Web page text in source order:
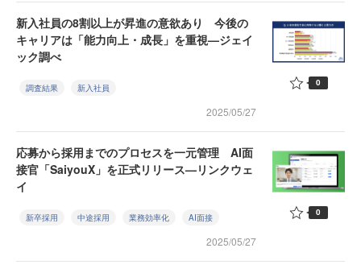
新入社員の8割以上が昇進の意欲あり 今後の
キャリアは「能力向上・成長」を重視—ジェイ
ック調べ
調査結果 新入社員
2025/05/27
0
応募から採用までのプロセスを一元管理 AI面
接官「SaiyouX」を正式リリース—リンクウェ
イ
新卒採用 中途採用 業務効率化 AI面接
2025/05/27
0